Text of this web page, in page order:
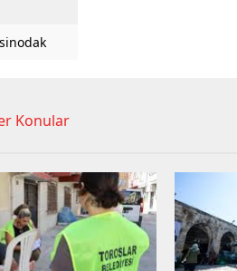
Konular